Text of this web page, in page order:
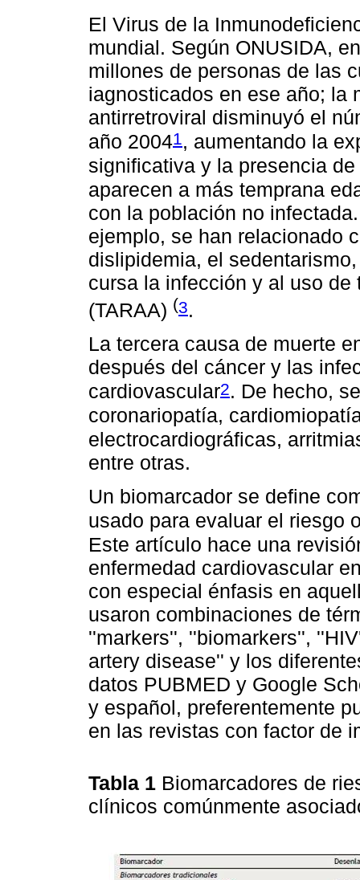
El Virus de la
mundial. Según ONUSIDA,
millones de personas de las
iagnosticados en ese año; la
antirretroviral disminuyó el
año 20041, aumentando la
significativa y la presencia
aparecen a más temprana
con la población no
ejemplo, se han relacionado
dislipidemia, el
cursa la infección y al uso
(TARAA) (3.
La tercera causa de muerte
después del cáncer y las
cardiovascular2. De hecho,
coronariopatía,
electrocardiográficas,
entre otras.
Un biomarcador se define
usado para evaluar el riesgo
Este artículo hace una
enfermedad cardiovascular
con especial énfasis en
usaron combinaciones de
''markers'', ''biomarkers'',
artery disease'' y los
datos PUBMED y Google
y español, preferentemente
en las revistas con factor de
Tabla 1 Biomarcadores de
clínicos comúnmente